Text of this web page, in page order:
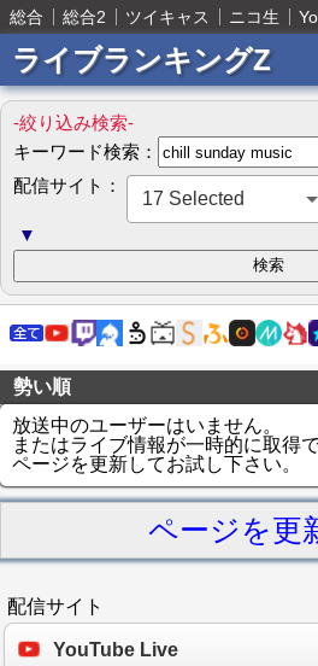
総合 総合2 ツイキャス ニコ生
ライブランキングZ
-絞り込み検索-
キーワード検索：
配信サイト：
17 Selected
▼
勢い順
放送中のユーザーはいません。
またはライブ情報が一時的に取得
ページを更新してお試し下さい。
ページを更
配信サイト
YouTube Live